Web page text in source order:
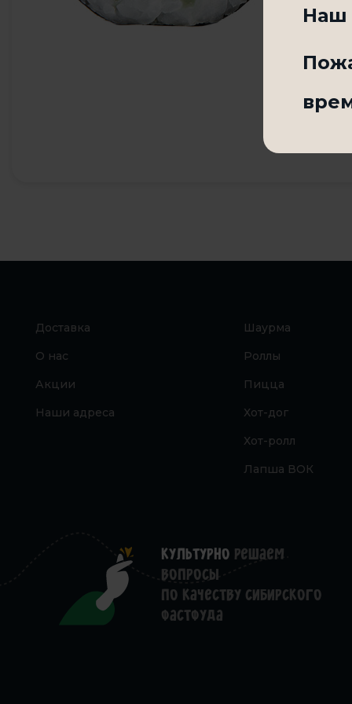
Доставка
О нас
Акции
Наши адреса
Шаурма
Роллы
Пицца
Хот-дог
Хот-ролл
Лапша ВОК
Культурно решаем
вопросы
по качеству Сибирского
фастфуда
Наш